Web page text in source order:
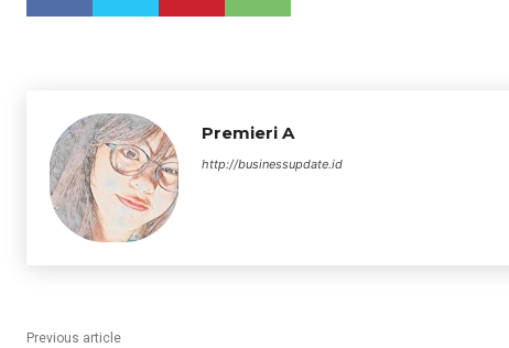
Premieri A
http://businessupdate.id
Previous article